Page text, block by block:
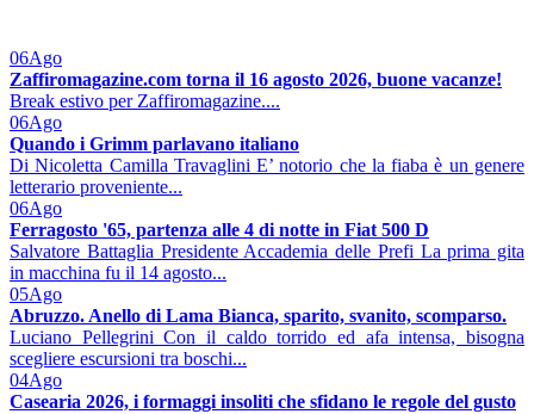
06Ago
Zaffiromagazine.com torna il 16 agosto 2026, buone vacanze!
Break estivo per Zaffiromagazine....
06Ago
Quando i Grimm parlavano italiano
Di Nicoletta Camilla Travaglini E’ notorio che la fiaba è un genere
letterario proveniente...
06Ago
Ferragosto '65, partenza alle 4 di notte in Fiat 500 D
Salvatore Battaglia Presidente Accademia delle Prefi La prima gita
in macchina fu il 14 agosto...
05Ago
Abruzzo. Anello di Lama Bianca, sparito, svanito, scomparso.
Luciano Pellegrini Con il caldo torrido ed afa intensa, bisogna
scegliere escursioni tra boschi...
04Ago
Casearia 2026, i formaggi insoliti che sfidano le regole del gusto